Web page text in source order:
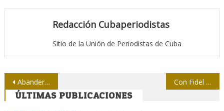
Redacción Cubaperiodistas
Sitio de la Unión de Periodistas de Cuba
Navegación
de
Abanderan equipo de softbol de la prensa en Camagüey Con Fidel de corazón y para siempre
ÚLTIMAS PUBLICACIONES